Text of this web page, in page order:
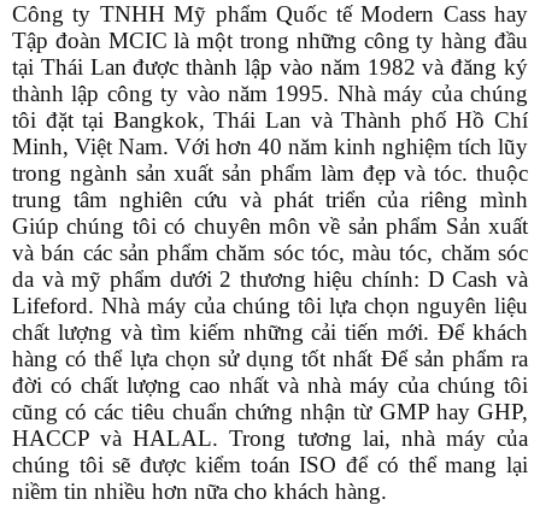
Công ty TNHH Mỹ phẩm Quốc tế Modern Cass hay
Tập đoàn MCIC là một trong những công ty hàng đầu
tại Thái Lan được thành lập vào năm 1982 và đăng ký
thành lập công ty vào năm 1995. Nhà máy của chúng
tôi đặt tại Bangkok, Thái Lan và Thành phố Hồ Chí
Minh, Việt Nam. Với hơn 40 năm kinh nghiệm tích lũy
trong ngành sản xuất sản phẩm làm đẹp và tóc. thuộc
trung tâm nghiên cứu và phát triển của riêng mình
Giúp chúng tôi có chuyên môn về sản phẩm Sản xuất
và bán các sản phẩm chăm sóc tóc, màu tóc, chăm sóc
da và mỹ phẩm dưới 2 thương hiệu chính: D Cash và
Lifeford. Nhà máy của chúng tôi lựa chọn nguyên liệu
chất lượng và tìm kiếm những cải tiến mới. Để khách
hàng có thể lựa chọn sử dụng tốt nhất Để sản phẩm ra
đời có chất lượng cao nhất và nhà máy của chúng tôi
cũng có các tiêu chuẩn chứng nhận từ GMP hay GHP,
HACCP và HALAL. Trong tương lai, nhà máy của
chúng tôi sẽ được kiểm toán ISO để có thể mang lại
niềm tin nhiều hơn nữa cho khách hàng.